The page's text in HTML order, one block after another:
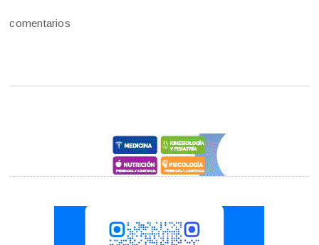
comentarios